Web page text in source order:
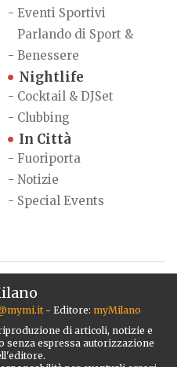
- Eventi Sportivi
-
Parlando di Sport &
Benessere
Nightlife
- Cocktail & DJSet
- Clubbing
In Città
- Fuoriporta
- Notizie
- Special Events
- Editore: myMilano
di articoli, notizie e
senza espressa autorizzazione